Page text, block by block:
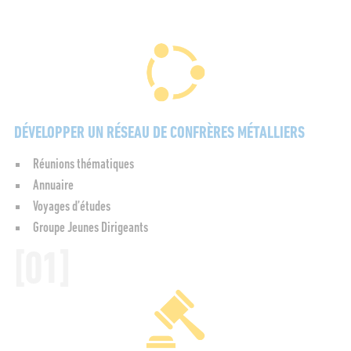
DÉVELOPPER UN RÉSEAU DE CONFRÈRES MÉTALLIERS
Réunions thématiques
Annuaire
Voyages d’études
Groupe Jeunes Dirigeants